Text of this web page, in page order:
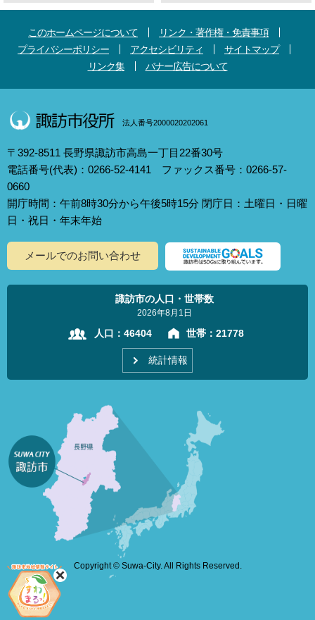
このホームページについて
リンク・著作権・免責事項
プライバシーポリシー
アクセシビリティ
サイトマップ
リンク集
バナー広告について
法人番号2000020202061
〒392-8511 長野県諏訪市高島一丁目22番30号
電話番号(代表)：0266-52-4141 ファックス番号：0266-57-
0660
開庁時間：午前8時30分から午後5時15分 閉庁日：土曜日・日曜
日・祝日・年末年始
メールでのお問い合わせ
諏訪市の人口・世帯数
2026年8月1日
人口： 46404 世帯： 21778
統計情報
Copyright © Suwa-City. All Rights Reserved.